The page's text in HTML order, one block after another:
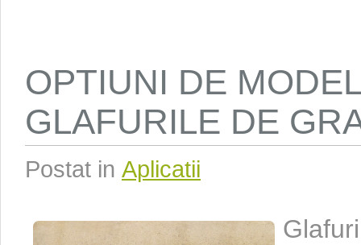
OPTIUNI DE
GLAFURILE DE
Postat in Aplicatii